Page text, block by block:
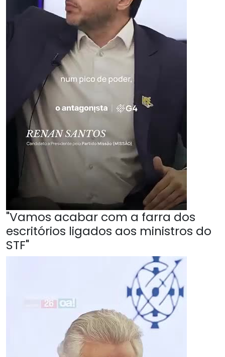
"Vamos acabar com a farra dos
escritórios ligados aos ministros do
STF"